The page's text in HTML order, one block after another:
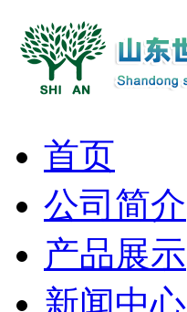
首页
公司简介
产品展示
新闻中心